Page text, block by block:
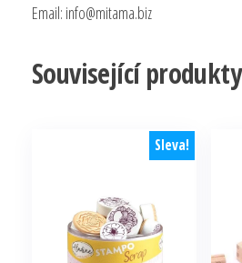
Email: info@mitama.biz
Související produkty
Sleva!